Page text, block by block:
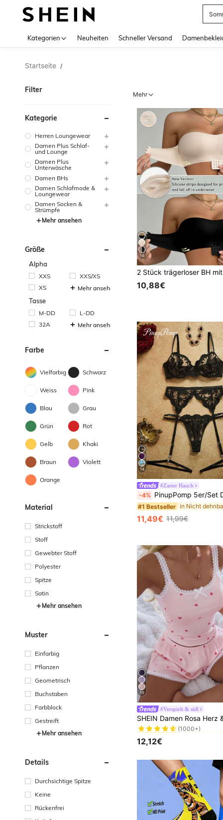
Kategorien Neuheiten Schneller Versand
Startseite /
Filter
Kategorie
Herren Loungewear
Damen Plus Schlaf-
und Lounge
Damen Plus
Unterwäsche
Damen BHs
Damen Schlafmode &
Loungewear
Damen Socken &
Strümpfe
Mehr ansehen
Größe
Alpha
XXS
XXS/XS
XS
Mehr ansehen
Tasse
M-DD
L-DD
32A
Mehr ansehen
Farbe
Vielfarbig Schwarz
Weiss Pink
Blau Grau
Grün Rot
Gelb Khaki
Braun Violett
Orange
Material
Strickstoff
Stoff
Gewebter Stoff
Polyester
Spitze
Satin
Mehr ansehen
Muster
Einfarbig
Pflanzen
Geometrisch
Buchstaben
Farbblock
Gestreift
Mehr ansehen
Details
Durchsichtige Spitze
Keine
Rückenfrei
Mehr
16
10,88€
14
#Zarter Hauch
-4% PinupPomp 5er/Set Damen Stickerei Mesh Sexy Dessous Set zum Ausgehen,
#1 Bestseller
11,49€ 11,99€
15
#Verspielt & süß
#1 Bestseller
(1000+)
#1 Bestseller
#1 Bestseller
#1 Bestseller
12,12€